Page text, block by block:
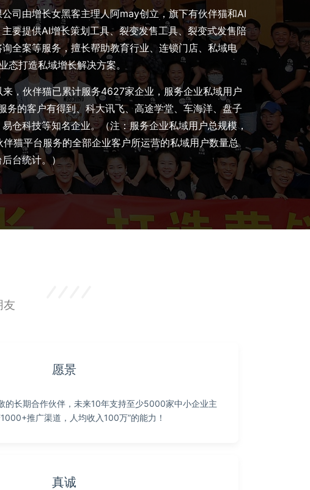
司由增长女黑客主理人阿may创立，旗下有伙伴猫和AI
要提供AI增长策划工具、裂变发售工具、裂变式发售陪
全案等服务，擅长帮助教育行业、连锁门店、私域电
态打造私域增长解决方案。
，伙伴猫已累计服务4627家企业，服务企业私域用户
务的客户有得到、科大讯飞、高途学堂、车海洋、盘子
仓科技等知名企业。（注：服务企业私域用户总规模，
猫平台服务的全部企业客户所运营的私域用户数量总
台统计。）
友
愿景
的长期合作伙伴，未来10年支持至少5000家中小企业主
推广渠道，人均收入100万”的能力！
真诚